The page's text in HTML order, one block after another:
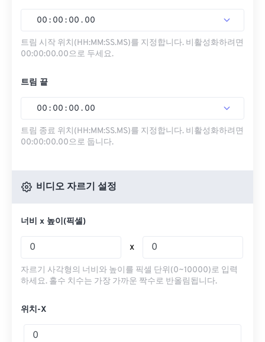
00 : 00 : 00 . 00
트림 시작 위치(HH:MM:SS.MS)를 지정합니다. 비활성화하려면
00:00:00.00으로 두세요.
트림 끝
00 : 00 : 00 . 00
트림 종료 위치(HH:MM:SS.MS)를 지정합니다. 비활성화하려면
00:00:00.00으로 둡니다.
비디오 자르기 설정
너비 x 높이(픽셀)
x
자르기 사각형의 너비와 높이를 픽셀 단위(0~10000)로 입력
하세요. 홀수 치수는 가장 가까운 짝수로 반올림됩니다.
위치-X